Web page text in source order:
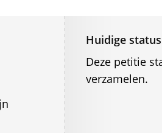
Huidige status
Deze petitie
verzamelen.